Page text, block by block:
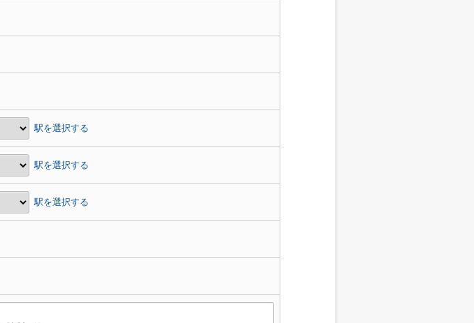
駅を選択する
駅を選択する
駅を選択する